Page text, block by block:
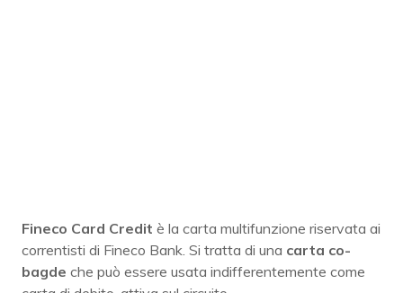
Fineco Card Credit è la carta multifunzione riservata ai
correntisti di Fineco Bank. Si tratta di una carta co-
bagde che può essere usata indifferentemente come